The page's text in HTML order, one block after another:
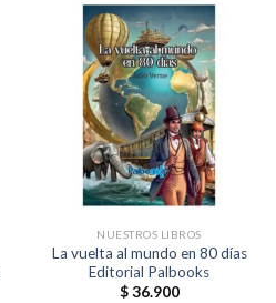
NUESTROS LIBROS
La vuelta al mundo en 80 días
Editorial Palbooks
$36.900